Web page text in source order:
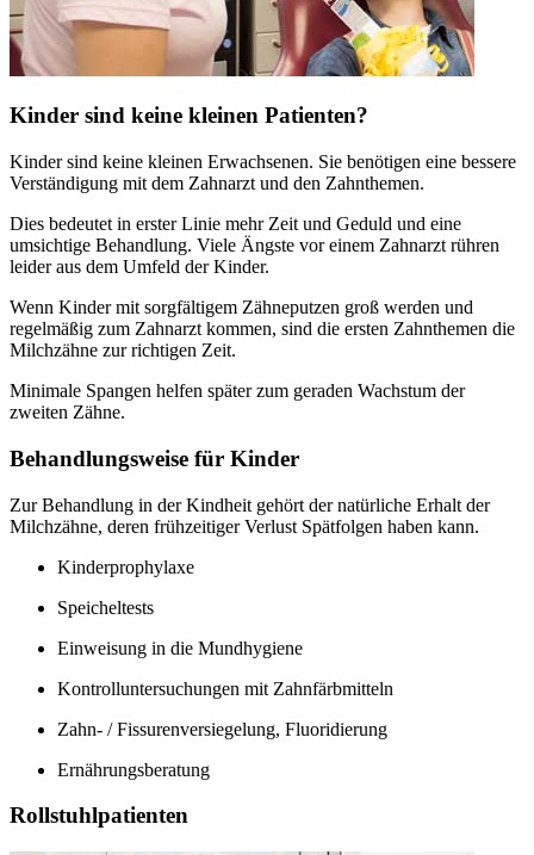
Kinder sind keine kleinen Patienten?
Kinder sind keine kleinen Erwachsenen. Sie benötigen eine bessere
Verständigung mit dem Zahnarzt und den Zahnthemen.
Dies bedeutet in erster Linie mehr Zeit und Geduld und eine
umsichtige Behandlung. Viele Ängste vor einem Zahnarzt rühren
leider aus dem Umfeld der Kinder.
Wenn Kinder mit sorgfältigem Zähneputzen groß werden und
regelmäßig zum Zahnarzt kommen, sind die ersten Zahnthemen die
Milchzähne zur richtigen Zeit.
Minimale Spangen helfen später zum geraden Wachstum der
zweiten Zähne.
Behandlungsweise für Kinder
Zur Behandlung in der Kindheit gehört der natürliche Erhalt der
Milchzähne, deren frühzeitiger Verlust Spätfolgen haben kann.
Kinderprophylaxe
Speicheltests
Einweisung in die Mundhygiene
Kontrolluntersuchungen mit Zahnfärbmitteln
Zahn- / Fissurenversiegelung, Fluoridierung
Ernährungsberatung
Rollstuhlpatienten